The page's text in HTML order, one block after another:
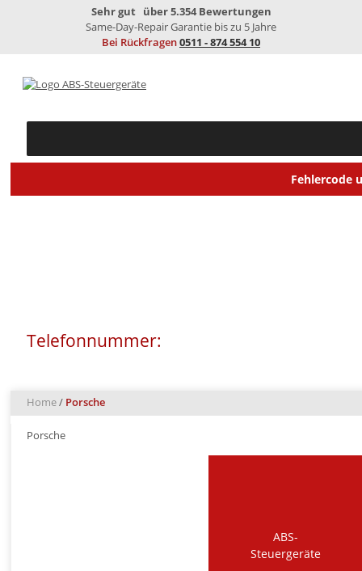
Sehr gut über 5.354 Bewertungen
Same-Day-RepairGarantie bis zu 5 Jahre
Bei Rückfragen0511 - 874 554 10
Fehlercode
Telefonnummer:
Home/ Porsche
Porsche
ABS-
Steuergeräte